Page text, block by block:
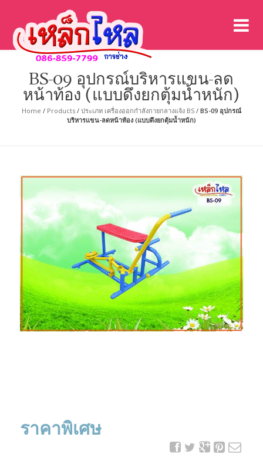
BS-09 อุปกรณ์บริหารแขน-ลด
หน้าท้อง (แบบดึงยกตุ้มน้ำหนัก)
Home / Products/ ประเภท เครื่องออกกำลังกายกลางแจ้ง BS/ BS-09 อุปกรณ์
บริหารแขน-ลดหน้าท้อง (แบบดึงยกตุ้มน้ำหนัก)
ราคาพิเศษ